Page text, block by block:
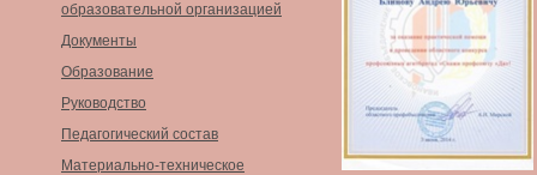
образовательной организацией
Документы
Образование
Руководство
Педагогический состав
Материально-техническое